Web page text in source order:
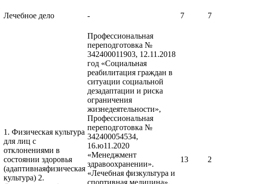
Лечебное дело - 7 7
1. Физическая культура
для лиц с
отклонениями в
состоянии здоровья
(адаптивнаяфизическая
культура) 2.
Профессиональная
переподготовка №
342400011903, 12.11.2018
год «Социальная
реабилитация граждан в
ситуации социальной
дезадаптации и риска
ограничения
жизнедеятельности»,
Профессиональная
переподготовка №
342400054534,
16.ю11.2020
«Менеджмент
здравоохранении».
«Лечебная физкультура и
спортивная медицина»,
13 2